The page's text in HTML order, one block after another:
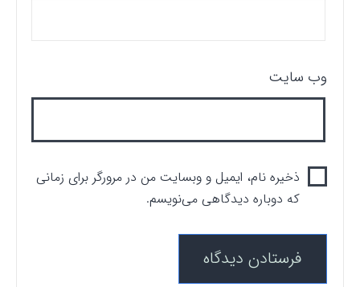
وب‌ سایت
ذخیره نام، ایمیل و وبسایت من در مرورگر برای زمانی
که دوباره دیدگاهی می‌نویسم.